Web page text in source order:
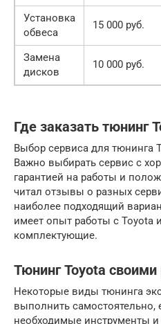
Установка
обвеса
15 000 руб.
Замена
дисков
10 000 руб.
Где заказать тюнинг
Выбор сервиса для тюнинга
Важно выбирать сервис с
гарантией на работы и
читал отзывы о разных
наиболее подходящий
имеет опыт работы с Toyota
комплектующие.
Тюнинг Toyota
Некоторые виды тюнинга
выполнить самостоятельно,
необходимые инструменты